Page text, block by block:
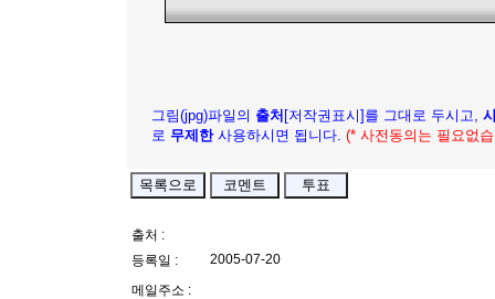
그림(jpg)파일의 출처 [저작권표시]를 그대로 두시고,
로 무제한사용하시면 됩니다. (* 사전동의는 필요없
출처 :
등록일 :
2005-07-20
메일주소 :